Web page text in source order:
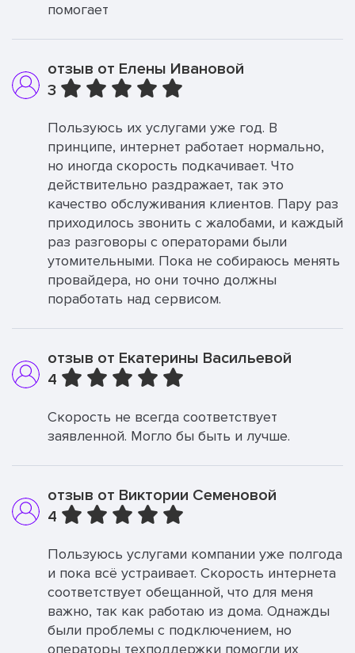
помогает
отзыв от Елены Ивановой
3
Пользуюсь их услугами уже год. В
принципе, интернет работает нормально,
но иногда скорость подкачивает. Что
действительно раздражает, так это
качество обслуживания клиентов. Пару раз
приходилось звонить с жалобами, и каждый
раз разговоры с операторами были
утомительными. Пока не собираюсь менять
провайдера, но они точно должны
поработать над сервисом.
отзыв от Екатерины Васильевой
4
Скорость не всегда соответствует
заявленной. Могло бы быть и лучше.
отзыв от Виктории Семеновой
4
Пользуюсь услугами компании уже полгода
и пока всё устраивает. Скорость интернета
соответствует обещанной, что для меня
важно, так как работаю из дома. Однажды
были проблемы с подключением, но
операторы техподдержки помогли их